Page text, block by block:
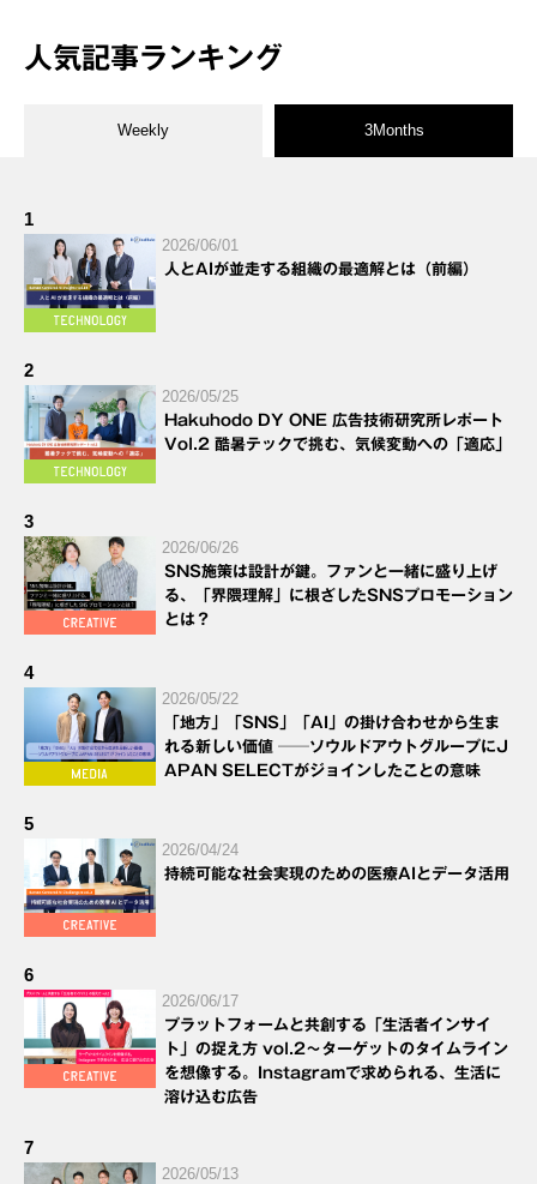
人気記事ランキング
Weekly 3Months
1
2026/06/01
人とAIが並走する組織の最適解とは（前編）
2
2026/05/25
Hakuhodo DY ONE 広告技術研究所レポート
Vol.2 酷暑テックで挑む、気候変動への「適応」
3
2026/06/26
SNS施策は設計が鍵。ファンと一緒に盛り上げ
る、「界隈理解」に根ざしたSNSプロモーション
とは？
4
2026/05/22
「地方」「SNS」「AI」の掛け合わせから生ま
れる新しい価値 ──ソウルドアウトグループにJ
APAN SELECTがジョインしたことの意味
5
2026/04/24
持続可能な社会実現のための医療AIとデータ活用
6
2026/06/17
プラットフォームと共創する「生活者インサイ
ト」の捉え方 vol.2～ターゲットのタイムライン
を想像する。Instagramで求められる、生活に
溶け込む広告
7
2026/05/13